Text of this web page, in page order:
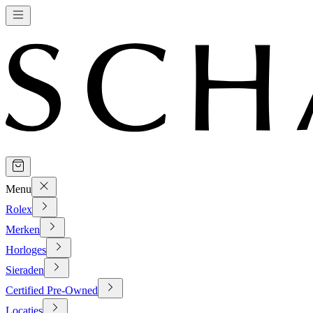
Menu
Rolex
Merken
Horloges
Sieraden
Certified Pre-Owned
Locaties